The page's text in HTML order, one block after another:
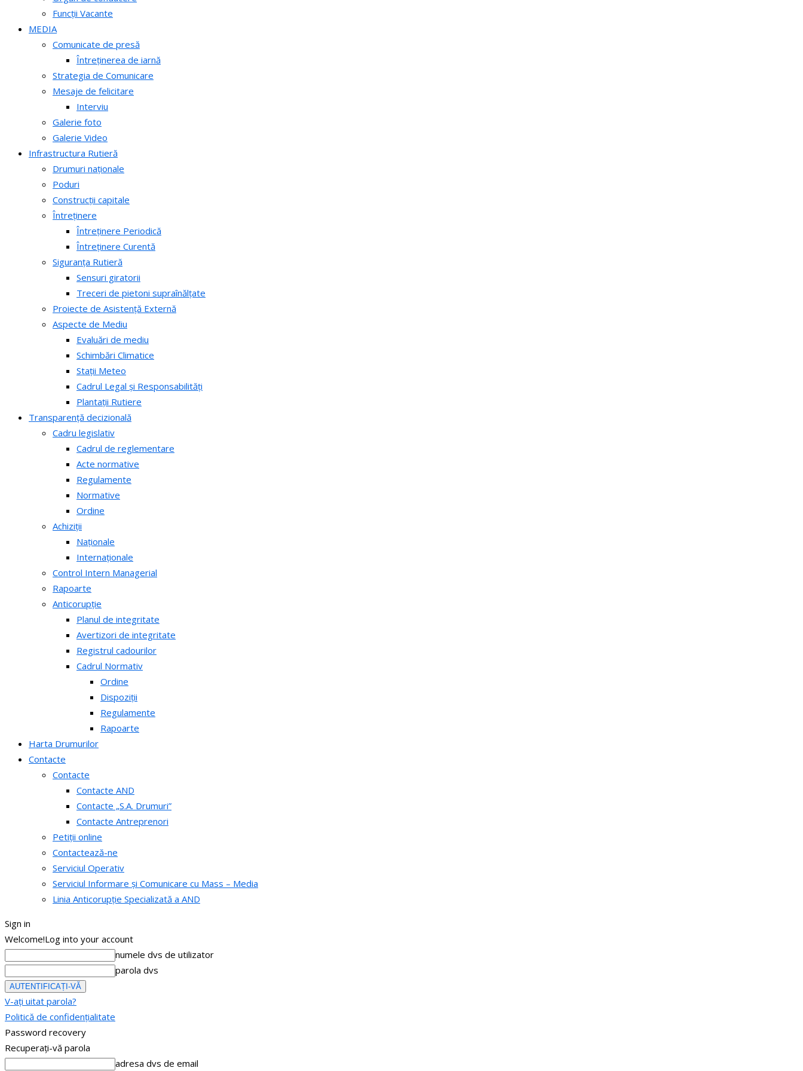
Funcții Vacante
MEDIA
Comunicate de presă
Întreținerea de iarnă
Strategia de Comunicare
Mesaje de felicitare
Interviu
Galerie foto
Galerie Video
Infrastructura Rutieră
Drumuri naționale
Poduri
Construcții capitale
Întreținere
Întreținere Periodică
Întreținere Curentă
Siguranța Rutieră
Sensuri giratorii
Treceri de pietoni supraînălțate
Proiecte de Asistență Externă
Aspecte de Mediu
Evaluări de mediu
Schimbări Climatice
Stații Meteo
Cadrul Legal și Responsabilități
Plantații Rutiere
Transparență decizională
Cadru legislativ
Cadrul de reglementare
Acte normative
Regulamente
Normative
Ordine
Achiziții
Naționale
Internaționale
Control Intern Managerial
Rapoarte
Anticorupție
Planul de integritate
Avertizori de integritate
Registrul cadourilor
Cadrul Normativ
Ordine
Dispoziții
Regulamente
Rapoarte
Harta Drumurilor
Contacte
Contacte
Contacte AND
Contacte „S.A. Drumuri”
Contacte Antreprenori
Petiții online
Contactează-ne
Serviciul Operativ
Serviciul Informare și Comunicare cu Mass – Media
Linia Anticorupție Specializată a AND
Sign in
Welcome!Log into your account
numele dvs de utilizator
parola dvs
V-ați uitat parola?
Politică de confidențialitate
Password recovery
Recuperați-vă parola
adresa dvs de email